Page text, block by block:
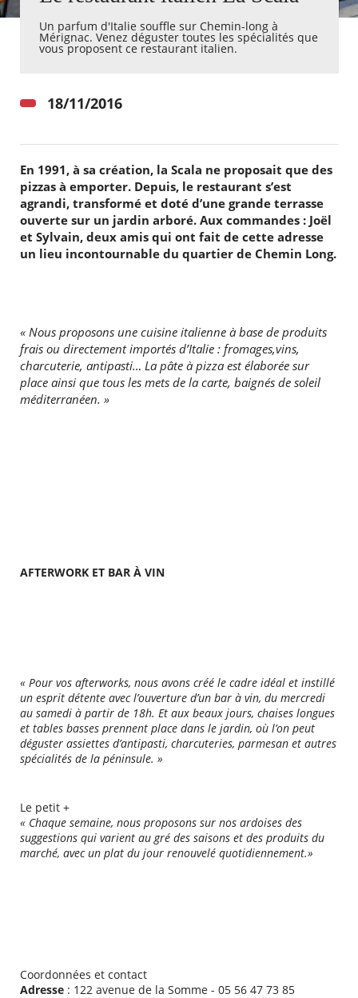
alertes
Watt
Agenda
Actualités
Espace de services en ligne
Un parfum d'Italie souffle sur Chemin-long à
Mérignac. Venez déguster toutes les spécialités que
vous proposent ce restaurant italien.
18/11/2016
En 1991, à sa création, la Scala ne proposait que des
pizzas à emporter. Depuis, le restaurant s’est
agrandi, transformé et doté d’une grande terrasse
ouverte sur un jardin arboré. Aux commandes : Joël
et Sylvain, deux amis qui ont fait de cetteadresse
un lieu incontournable du quartier de Chemin Long.
« Nous proposons une cuisine italienne à base de produits
frais ou directement importés d’Italie : fromages,vins,
charcuterie, antipasti… La pâte à pizza est élaborée sur
place ainsi que tous les mets de la carte, baignés de soleil
méditerranéen. »
AFTERWORK ET BAR À VIN
« Pour vos afterworks, nous avons créé le cadre idéal et instillé
un esprit détente avec l’ouverture d’un bar à vin, du mercredi
au samedi à partir de 18h. Et aux beaux jours, chaises longues
et tables basses prennent place dans le jardin, où l’on peut
déguster assiettes d’antipasti, charcuteries, parmesan et autres
spécialités de la péninsule. »
Le petit +
« Chaque semaine, nous proposons sur nos ardoises des
suggestions qui varient au gré des saisons et des produits du
marché, avec un plat du jour renouvelé quotidiennement.»
Coordonnées et contact
Adresse: 122 avenue de la Somme - 05 56 47 73 85